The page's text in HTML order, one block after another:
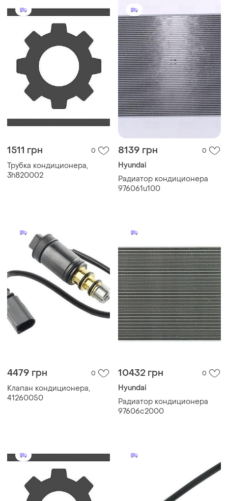
1511 грн 0
Трубка кондиционера,
3h820002
8139 грн 0
Hyundai
Радиатор кондиционера
976061u100
4479 грн 0
Клапан кондиционера,
41260050
10432 грн 0
Hyundai
Радиатор кондиционера
97606c2000